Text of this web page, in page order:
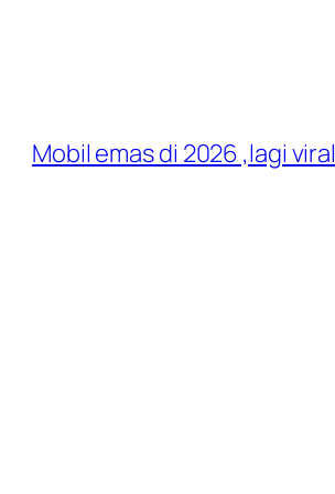
Mobil emas di 2026 ,lagi viral